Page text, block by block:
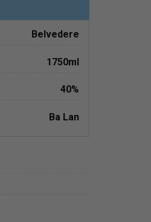
Belvedere
1750ml
40%
Ba Lan